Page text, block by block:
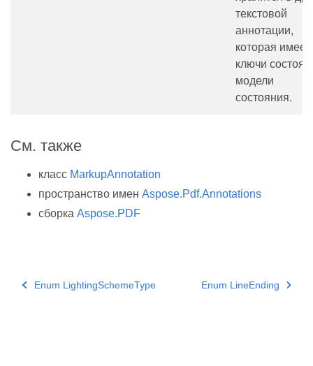
текстовой
аннотации,
которая имеет
ключи
модели
состояния.
См. также
класс MarkupAnnotation
пространство имен Aspose.Pdf.Annotations
сборка Aspose.PDF
Enum LightingSchemeType Enum LineEnding